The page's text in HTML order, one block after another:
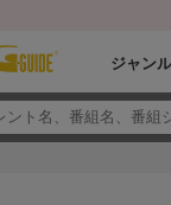
ジャンル